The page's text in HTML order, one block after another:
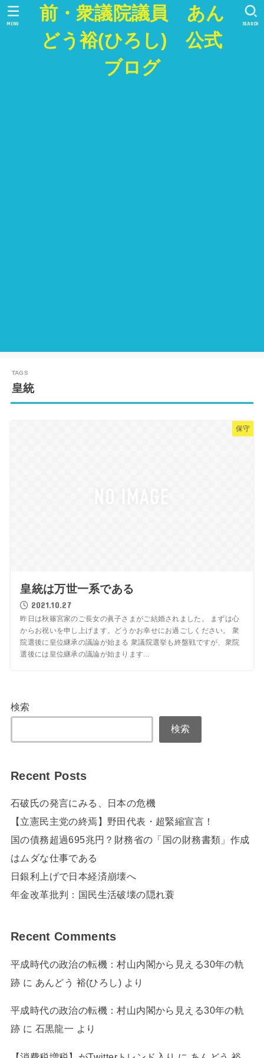
前・衆議院議員 あん
どう裕(ひろし) 公式
ブログ
SEARCH
MENU
皇統
保守
皇統は万世一系である
2021.10.27
昨日は秋篠宮家のご長女の眞子さまがご結婚されました。 まずは心
からお祝いを申し上げます。どうかお幸せにお過ごしください。 衆
院選後に皇位継承の議論が始まる 衆議院選挙も終盤戦ですが、衆院
選後には皇位継承の議論が始まります...
検索
検索
Recent Posts
石破氏の発言にみる、日本の危機
【立憲民主党の終焉】野田代表・超緊縮宣言！
国の債務超過695兆円？財務省の「国の財務書類」作成
はムダな仕事である
日銀利上げで日本経済崩壊へ
年金改革批判：国民生活破壊の隠れ蓑
Recent Comments
平成時代の政治の転機：村山内閣から見える30年の軌
跡 に あんどう 裕(ひろし) より
平成時代の政治の転機：村山内閣から見える30年の軌
跡 に 石黒龍一 より